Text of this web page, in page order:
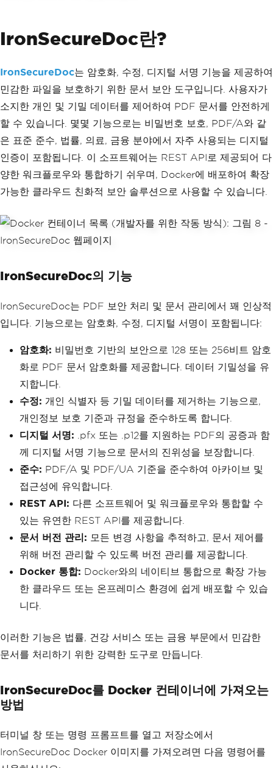
IronSecureDoc란?
IronSecureDoc는 암호화, 수정, 디지털 서명 기능을 제공하여
민감한 파일을 보호하기 위한 문서 보안 도구입니다. 사용자가
소지한 개인 및 기밀 데이터를 제어하여 PDF 문서를 안전하게
할 수 있습니다. 몇몇 기능으로는 비밀번호 보호, PDF/A와 같
은 표준 준수, 법률, 의료, 금융 분야에서 자주 사용되는 디지털
인증이 포함됩니다. 이 소프트웨어는 REST API로 제공되어 다
양한 워크플로우와 통합하기 쉬우며, Docker에 배포하여 확장
가능한 클라우드 친화적 보안 솔루션으로 사용할 수 있습니다.
IronSecureDoc의 기능
IronSecureDoc는 PDF 보안 처리 및 문서 관리에서 꽤 인상적
입니다. 기능으로는 암호화, 수정, 디지털 서명이 포함됩니다:
암호화: 비밀번호 기반의 보안으로 128 또는 256비트 암호
화로 PDF 문서 암호화를 제공합니다. 데이터 기밀성을 유
지합니다.
수정: 개인 식별자 등 기밀 데이터를 제거하는 기능으로,
개인정보 보호 기준과 규정을 준수하도록 합니다.
디지털 서명: .pfx 또는 .p12를 지원하는 PDF의 공증과 함
께 디지털 서명 기능으로 문서의 진위성을 보장합니다.
준수: PDF/A 및 PDF/UA 기준을 준수하여 아카이브 및
접근성에 유익합니다.
REST API: 다른 소프트웨어 및 워크플로우와 통합할 수
있는 유연한 REST API를 제공합니다.
문서 버전 관리: 모든 변경 사항을 추적하고, 문서 제어를
위해 버전 관리할 수 있도록 버전 관리를 제공합니다.
Docker 통합: Docker와의 네이티브 통합으로 확장 가능
한 클라우드 또는 온프레미스 환경에 쉽게 배포할 수 있습
니다.
이러한 기능은 법률, 건강 서비스 또는 금융 부문에서 민감한
문서를 처리하기 위한 강력한 도구로 만듭니다.
IronSecureDoc를 Docker 컨테이너에 가져오는
방법
터미널 창 또는 명령 프롬프트를 열고 저장소에서
IronSecureDoc Docker 이미지를 가져오려면 다음 명령어를